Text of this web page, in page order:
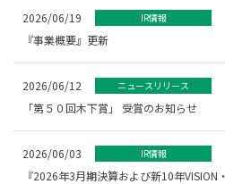
2026/06/19 IR情報
『事業概要』更新
2026/06/12 ニュースリリース
「第５０回木下賞」 受賞のお知らせ
2026/06/03 IR情報
『2026年3月期決算および新10年